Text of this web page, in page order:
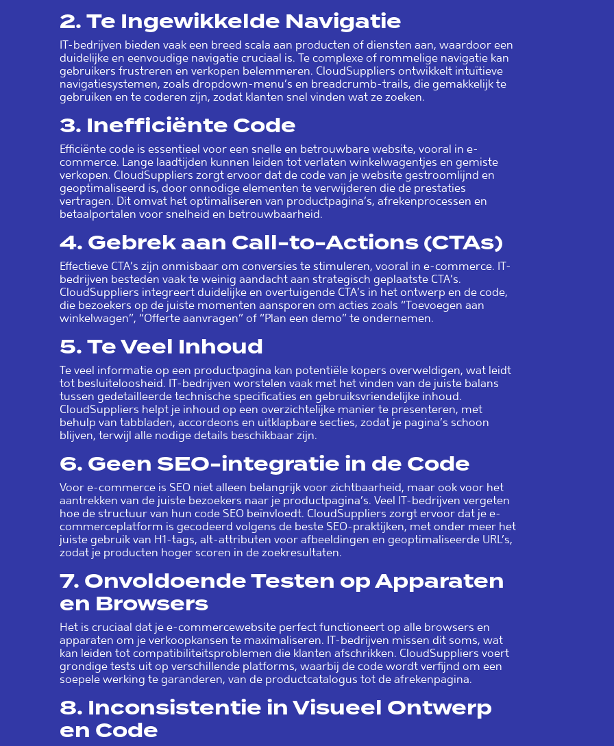
2. Te Ingewikkelde Navigatie
IT-bedrijven bieden vaak een breed scala aan producten of diensten aan, waardoor een
duidelijke en eenvoudige navigatie cruciaal is. Te complexe of rommelige navigatie kan
gebruikers frustreren en verkopen belemmeren. CloudSuppliers ontwikkelt intuïtieve
navigatiesystemen, zoals dropdown-menu’s en breadcrumb-trails, die gemakkelijk te
gebruiken en te coderen zijn, zodat klanten snel vinden wat ze zoeken.
3. Inefficiënte Code
Efficiënte code is essentieel voor een snelle en betrouwbare website, vooral in e-
commerce. Lange laadtijden kunnen leiden tot verlaten winkelwagentjes en gemiste
verkopen. CloudSuppliers zorgt ervoor dat de code van je website gestroomlijnd en
geoptimaliseerd is, door onnodige elementen te verwijderen die de prestaties
vertragen. Dit omvat het optimaliseren van productpagina’s, afrekenprocessen en
betaalportalen voor snelheid en betrouwbaarheid.
4. Gebrek aan Call-to-Actions (CTAs)
Effectieve CTA’s zijn onmisbaar om conversies te stimuleren, vooral in e-commerce. IT-
bedrijven besteden vaak te weinig aandacht aan strategisch geplaatste CTA’s.
CloudSuppliers integreert duidelijke en overtuigende CTA’s in het ontwerp en de code,
die bezoekers op de juiste momenten aansporen om acties zoals “Toevoegen aan
winkelwagen”, “Offerte aanvragen” of “Plan een demo” te ondernemen.
5. Te Veel Inhoud
Te veel informatie op een productpagina kan potentiële kopers overweldigen, wat leidt
tot besluiteloosheid. IT-bedrijven worstelen vaak met het vinden van de juiste balans
tussen gedetailleerde technische specificaties en gebruiksvriendelijke inhoud.
CloudSuppliers helpt je inhoud op een overzichtelijke manier te presenteren, met
behulp van tabbladen, accordeons en uitklapbare secties, zodat je pagina’s schoon
blijven, terwijl alle nodige details beschikbaar zijn.
6. Geen SEO-integratie in de Code
Voor e-commerce is SEO niet alleen belangrijk voor zichtbaarheid, maar ook voor het
aantrekken van de juiste bezoekers naar je productpagina’s. Veel IT-bedrijven vergeten
hoe de structuur van hun code SEO beïnvloedt. CloudSuppliers zorgt ervoor dat je e-
commerceplatform is gecodeerd volgens de beste SEO-praktijken, met onder meer het
juiste gebruik van H1-tags, alt-attributen voor afbeeldingen en geoptimaliseerde URL’s,
zodat je producten hoger scoren in de zoekresultaten.
7. Onvoldoende Testen op Apparaten
en Browsers
Het is cruciaal dat je e-commercewebsite perfect functioneert op alle browsers en
apparaten om je verkoopkansen te maximaliseren. IT-bedrijven missen dit soms, wat
kan leiden tot compatibiliteitsproblemen die klanten afschrikken. CloudSuppliers voert
grondige tests uit op verschillende platforms, waarbij de code wordt verfijnd om een
soepele werking te garanderen, van de productcatalogus tot de afrekenpagina.
8. Inconsistentie in Visueel Ontwerp
en Code